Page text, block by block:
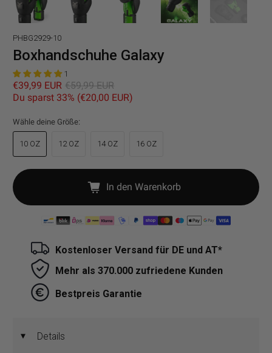
PHBG2929-10
Boxhandschuhe Galaxy
1
€39,99 EUR €59,99 EUR
Du sparst 33% (€20,00 EUR)
Wähle deine Größe:
10 OZ 12 OZ 14 OZ 16 OZ
In den Warenkorb
Kostenloser Versand für DE und AT*
Mehr als 370.000 zufriedene Kunden
Bestpreis Garantie
◄ Details